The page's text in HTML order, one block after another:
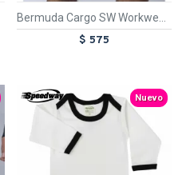
Bermuda Cargo SW Workwear Mix Azul
$ 575
Nuevo
TEXTTRANSPARENTE